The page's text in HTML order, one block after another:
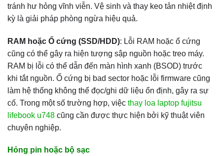
tránh hư hỏng vĩnh viễn. Vệ sinh và thay keo tản nhiệt định
kỳ là giải pháp phòng ngừa hiệu quả.
RAM hoặc Ổ cứng (SSD/HDD): Lỗi RAM hoặc ổ cứng
cũng có thể gây ra hiện tượng sập nguồn hoặc treo máy.
RAM bị lỗi có thể dẫn đến màn hình xanh (BSOD) trước
khi tắt nguồn. Ổ cứng bị bad sector hoặc lỗi firmware cũng
làm hệ thống không thể đọc/ghi dữ liệu ổn định, gây ra sự
cố. Trong một số trường hợp, việc thay loa laptop fujitsu
lifebook u748 cũng cần được thực hiện bởi kỹ thuật viên
chuyên nghiệp.
Hỏng pin hoặc bộ sạc